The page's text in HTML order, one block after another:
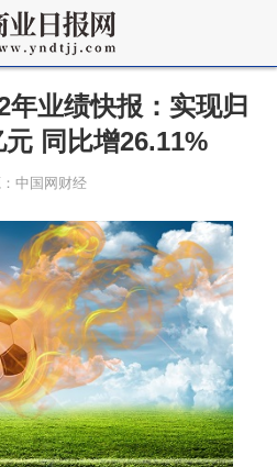
业绩快报：实现归
同比增26.11%
中国网财经